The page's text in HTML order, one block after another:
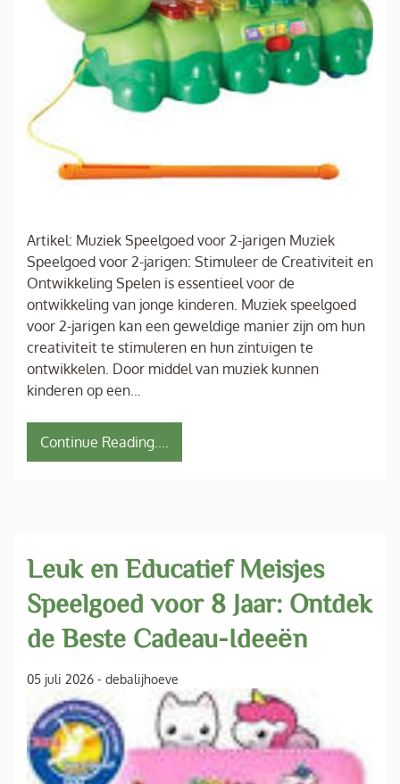
Artikel: Muziek Speelgoed voor 2-jarigen Muziek
Speelgoed voor 2-jarigen: Stimuleer de Creativiteit en
Ontwikkeling Spelen is essentieel voor de
ontwikkeling van jonge kinderen. Muziek speelgoed
voor 2-jarigen kan een geweldige manier zijn om hun
creativiteit te stimuleren en hun zintuigen te
ontwikkelen. Door middel van muziek kunnen
kinderen op een…
Continue Reading....
Leuk en Educatief Meisjes
Speelgoed voor 8 Jaar: Ontdek
de Beste Cadeau-Ideeën
05 juli 2026 - debalijhoeve